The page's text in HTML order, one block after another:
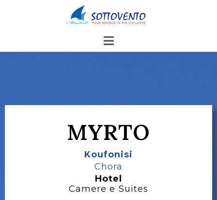
MYRTO
Koufonisi
Chora
Hotel
Camere e Suites